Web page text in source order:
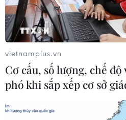
vietnamplus.vn
Cơ cấu, số lượng, chế
phó khi sắp xếp cơ sở